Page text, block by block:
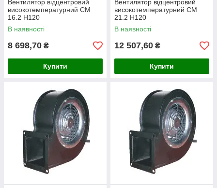
Вентилятор відцентровий
високотемпературний CM
16.2 H120
В наявності
8 698,70 ₴
Купити
Вентилятор відцентровий
високотемпературний CM
21.2 H120
В наявності
12 507,60 ₴
Купити